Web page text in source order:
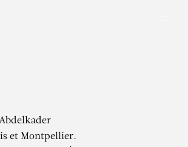
et Montpellier.